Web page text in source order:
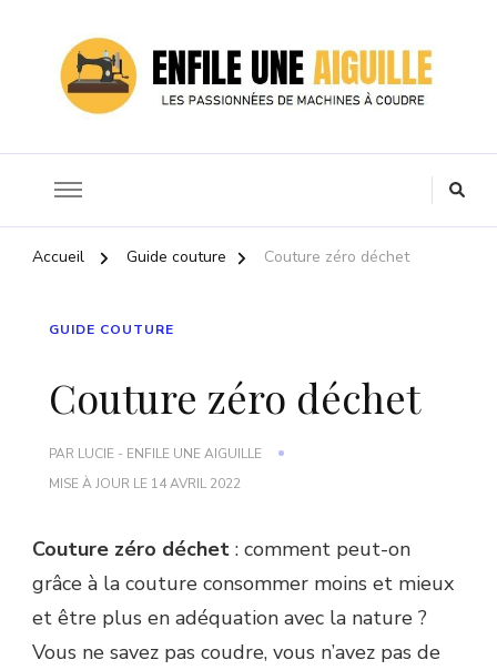
Accueil Guide couture Couture zéro déchet
GUIDE COUTURE
Couture zéro déchet
PAR LUCIE - ENFILE UNE AIGUILLE
MISE À JOUR LE 14 AVRIL 2022
Couture zéro déchet : comment peut-on
grâce à la couture consommer moins et mieux
et être plus en adéquation avec la nature ?
Vous ne savez pas coudre, vous n’avez pas de